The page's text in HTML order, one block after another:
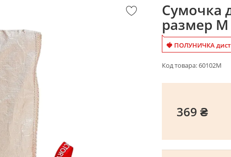
Сумочка
размер M
🍓 ПОЛУНИЧКА
Код товара:60102M
369 ₴